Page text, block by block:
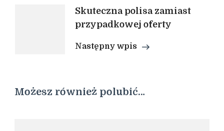
Skuteczna polisa zamiast
przypadkowej oferty
Następny wpis
Możesz również polubić…